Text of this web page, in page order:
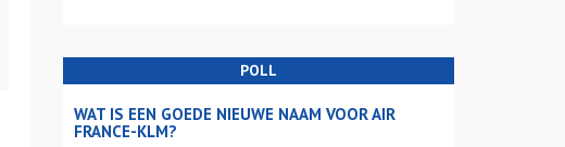
POLL
WAT IS EEN GOEDE NIEUWE NAAM VOOR AIR
FRANCE-KLM?